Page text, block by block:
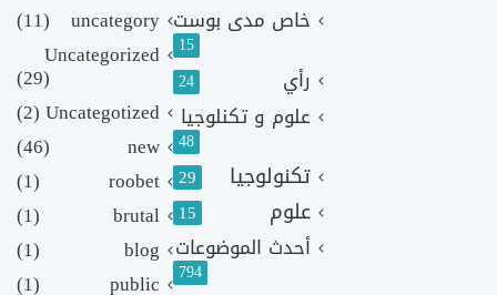
خاص مدى بوست
15
رأي 24
علوم و تكنلوجيا
48
تكنولوجيا 29
علوم 15
أحدث الموضوعات
794
uncategory
(11)
Uncategorized
(29)
Uncategotized
(2)
new
(46)
roobet
(1)
brutal
(1)
blog
(1)
public
(1)